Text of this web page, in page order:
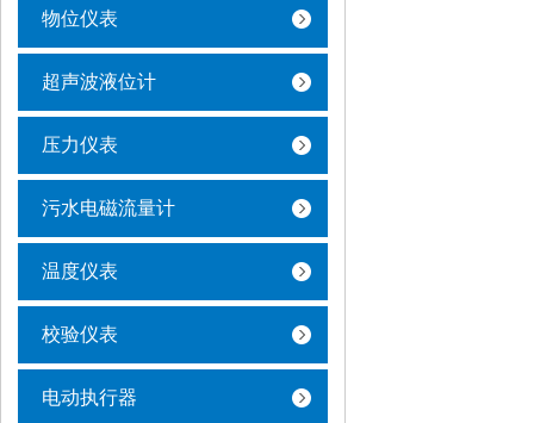
物位仪表
超声波液位计
压力仪表
污水电磁流量计
温度仪表
校验仪表
电动执行器